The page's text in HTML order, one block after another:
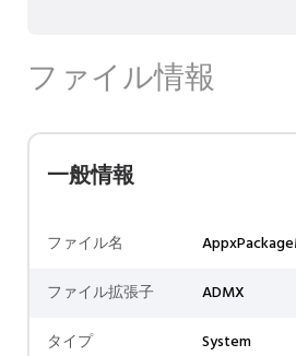
ファイル情報
一般情報
ファイル名
ファイル拡張子
ADMX
タイプ
System